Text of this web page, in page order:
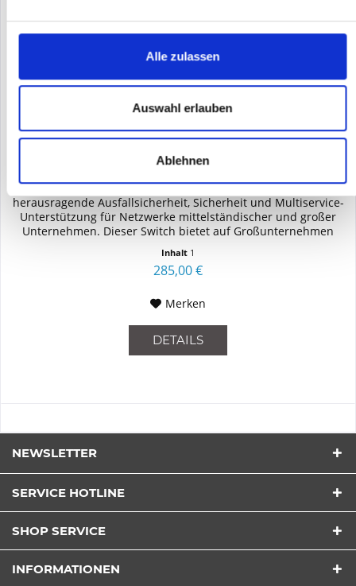
Alle zulassen
Auswahl erlauben
Ablehnen
HP JH148A
Die HPE FlexNetwork 5510 HI Switch-Serie bietet
herausragende Ausfallsicherheit, Sicherheit und Multiservice-
Unterstützung für Netzwerke mittelständischer und großer
Unternehmen. Dieser Switch bietet auf Großunternehmen
Inhalt 1
285,00 €
Merken
DETAILS
NEWSLETTER
SERVICE HOTLINE
SHOP SERVICE
INFORMATIONEN